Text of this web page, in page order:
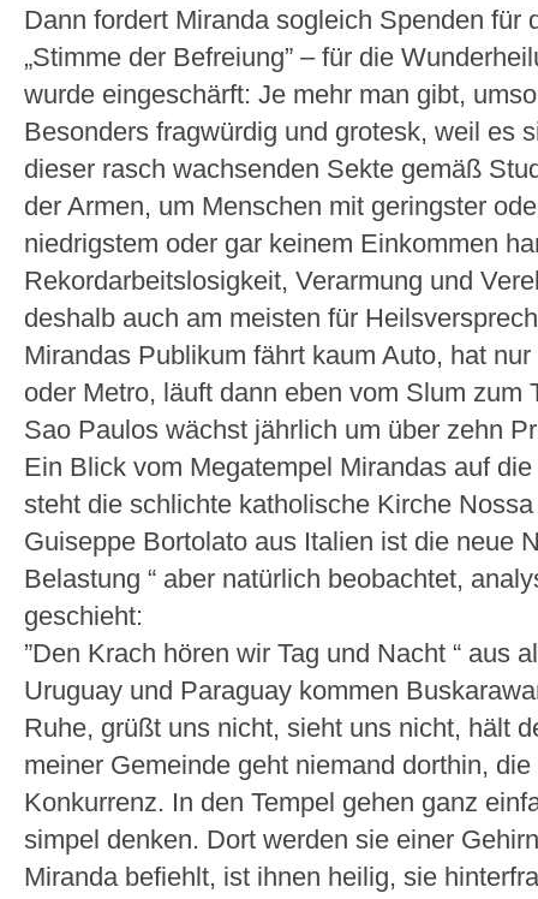
Dann fordert Miranda sogleich Spenden für
„Stimme der Befreiung” – für die
wurde eingeschärft: Je mehr man gibt,
Besonders fragwürdig und grotesk, weil es
dieser rasch wachsenden Sekte gemäß
der Armen, um Menschen mit geringster
niedrigstem oder gar keinem Einkommen
Rekordarbeitslosigkeit, Verarmung und
deshalb auch am meisten für
Mirandas Publikum fährt kaum Auto, hat
oder Metro, läuft dann eben vom Slum zum
Sao Paulos wächst jährlich um über zehn
Ein Blick vom Megatempel Mirandas auf
steht die schlichte katholische Kirche
Guiseppe Bortolato aus Italien ist die neue
Belastung “ aber natürlich beobachtet,
geschieht:
”Den Krach hören wir Tag und Nacht “ aus
Uruguay und Paraguay kommen
Ruhe, grüßt uns nicht, sieht uns nicht, hält
meiner Gemeinde geht niemand dorthin,
Konkurrenz. In den Tempel gehen ganz
simpel denken. Dort werden sie einer
Miranda befiehlt, ist ihnen heilig, sie